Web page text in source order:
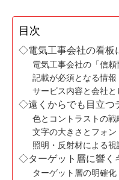
目次
◇電気工事会社の看板
電気工事会社の「信
記載が必須となる情
サービス内容と会社
◇遠くからでも目立つ
色とコントラストの
文字の大きさとフォ
照明・反射材による
◇ターゲット層に響く
ターゲット層の明確